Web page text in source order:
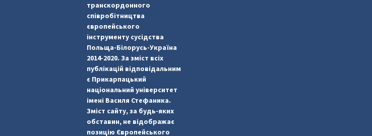
транскордонного
співробітництва
європейського
інструменту сусідства
Польща-Білорусь-Україна
2014-2020. За зміст всіх
публікацій відповідальним
є Прикарпацький
національний університет
імені Василя Стефаника.
Зміст сайту, за будь-яких
обставин, не відображає
позицію Європейського